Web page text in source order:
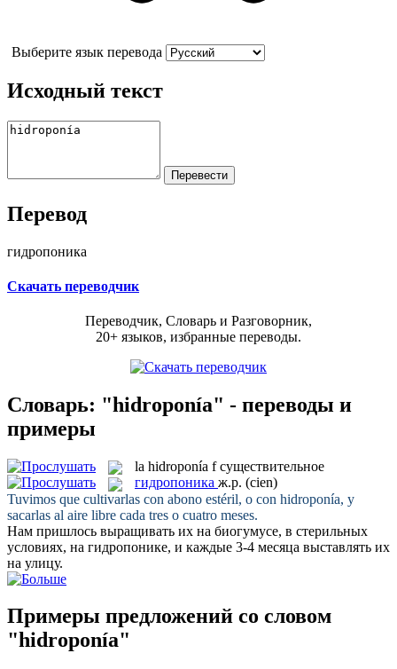
Выберите язык перевода
Исходный текст
Перевод
гидропоника
Скачать переводчик
Переводчик, Словарь и Разговорник,
20+ языков, избранные переводы.
Словарь: "hidroponía" - переводы и
примеры
la hidroponía f существительное
гидропоника ж.р. (cien)
Tuvimos que cultivarlas con abono estéril, o con hidroponía, y
sacarlas al aire libre cada tres o cuatro meses.
Нам пришлось выращивать их на биогумусе, в стерильных
условиях, на гидропонике, и каждые 3-4 месяца выставлять их
на улицу.
Примеры предложений со словом
"hidroponía"